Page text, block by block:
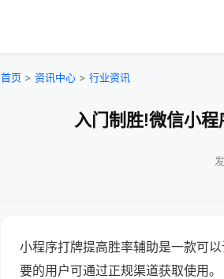
首页 > 资讯中心 > 行业资讯
入门制胜!微信小
小程序打牌提高胜率辅助是一款可
要的用户可通过正规渠道获取使用。